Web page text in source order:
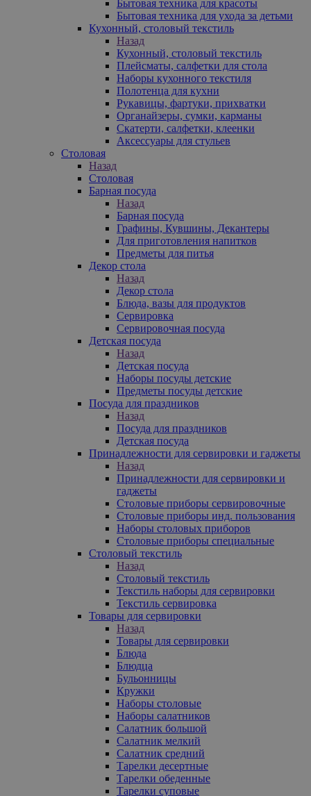
Бытовая техника для красоты
Бытовая техника для ухода за детьми
Кухонный, столовый текстиль
Назад
Кухонный, столовый текстиль
Плейсматы, салфетки для стола
Наборы кухонного текстиля
Полотенца для кухни
Рукавицы, фартуки, прихватки
Органайзеры, сумки, карманы
Скатерти, салфетки, клеенки
Аксессуары для стульев
Столовая
Назад
Столовая
Барная посуда
Назад
Барная посуда
Графины, Кувшины, Декантеры
Для приготовления напитков
Предметы для питья
Декор стола
Назад
Декор стола
Блюда, вазы для продуктов
Сервировка
Сервировочная посуда
Детская посуда
Назад
Детская посуда
Наборы посуды детские
Предметы посуды детские
Посуда для праздников
Назад
Посуда для праздников
Детская посуда
Принадлежности для сервировки и гаджеты
Назад
Принадлежности для сервировки и
гаджеты
Столовые приборы сервировочные
Столовые приборы инд. пользования
Наборы столовых приборов
Столовые приборы специальные
Столовый текстиль
Назад
Столовый текстиль
Текстиль наборы для сервировки
Текстиль сервировка
Товары для сервировки
Назад
Товары для сервировки
Блюда
Блюдца
Бульонницы
Кружки
Наборы столовые
Наборы салатников
Салатник большой
Салатник мелкий
Салатник средний
Тарелки десертные
Тарелки обеденные
Тарелки суповые